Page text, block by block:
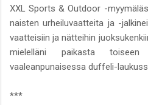
XXL Sports & Outdoor -
naisten urheiluvaatteita ja -
vaatteisiin ja nätteihin
mielelläni paikasta
vaaleanpunaisessa duffeli-
***